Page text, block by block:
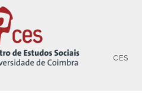
CES